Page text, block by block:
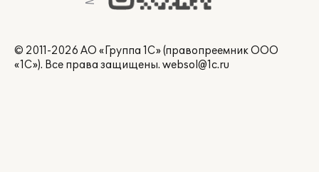
© 2011-2026 АО «Группа 1С» (правопреемник ООО
«1С»). Все права защищены. websol@1c.ru